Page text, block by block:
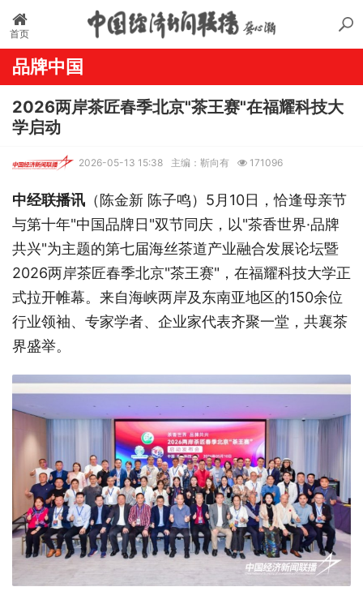
首页
品牌中国
2026两岸茶匠春季北京"茶王赛"在福耀科技大
学启动
2026-05-13 15:38 主编：靳向有 171096
中经联播讯 （陈金新 陈子鸣） 5月10日，恰逢母亲节
与第十年"中国品牌日"双节同庆，以"茶香世界·品牌
共兴"为主题的第七届海丝茶道产业融合发展论坛暨
2026两岸茶匠春季北京"茶王赛"，在福耀科技大学正
式拉开帷幕。来自海峡两岸及东南亚地区的150余位
行业领袖、专家学者、企业家代表齐聚一堂，共襄茶
界盛举。